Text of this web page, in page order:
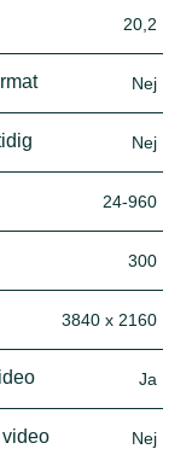
20,2
Nej
Nej
24-960
300
3840 x 2160
Ja
Nej